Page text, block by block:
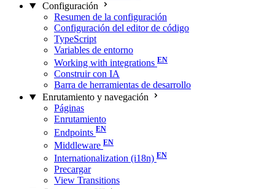
Configuración
Resumen de la configuración
Configuración del editor de código
TypeScript
Variables de entorno
Working with integrations
Construir con IA
Barra de herramientas de desarrollo
Enrutamiento y navegación
Páginas
Enrutamiento
Endpoints
Middleware
Internationalization (i18n)
Precargar
View Transitions